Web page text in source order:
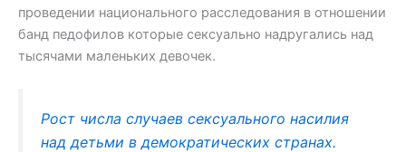
проведении национального расследования в отношении
банд педофилов которые сексуально надругались над
тысячами маленьких девочек.
Рост числа случаев сексуального насилия
над детьми в демократических странах.